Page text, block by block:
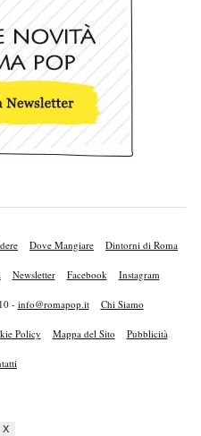
Dove Mangiare Dintorni di Roma
Newsletter Facebook Instagram
- info@romapop.it Chi Siamo
Policy Mappa del Sito Pubblicità
X